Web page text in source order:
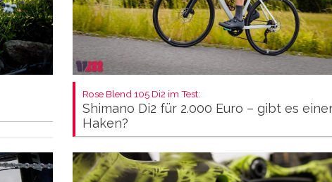
Rose Blend 105 Di2 im Test:
Shimano Di2 für 2.000 Euro – gibt es
Haken?